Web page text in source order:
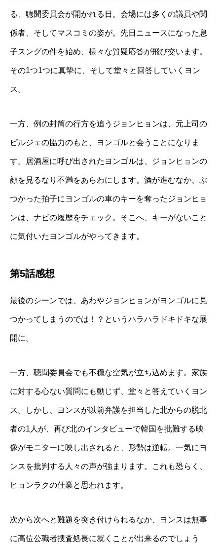
る、聴聞委員会が開かれる日。会場には多くの議員や関
係者、そしてマスコミの姿が。先日ニュースになった息
子スングの件を始め、様々な質疑応答が飛び交います。
その1つ1つに真摯に、そして堂々と回答していくヨン
ス。
一方、例の封筒の行方を追うジョンヒョンは、元上司の
ピルジェの協力のもと、ヨンゴルと会うことになりま
す。居酒屋に呼び出されたヨンゴルは、ジョンヒョンの
顔を見るなり不満をあらわにします。酒が進むなか、ぶ
つかった拍子にヨンゴルの車のキーを奪ったジョンヒョ
ンは、ナビの履歴をチェック。そこへ、キーがないこと
に気付いたヨンゴルがやってきます。
第5話感想
最後のシーンでは、あわやジョンヒョンがヨンゴルに見
つかってしまうのでは！？というハラハラドキドキな展
開に。
一方、聴聞委員会でも不穏な空気が立ち込めます。家族
に対する心ない質問にも動じず、堂々と答えていくヨン
ス。しかし、ヨンスが以前弁護を担当した北からの脱北
者の1人が、再び北のインタビューで韓国を批難する映
像がモニターに映し出されると、形勢は逆転。一気にヨ
ンスを批判する人々の声が強まります。これも恐らく、
ヒョンラクの仕業と思われます。
次から次へと難題を突き付けられるなか、ヨンスは無事
に高位公職者捜査処長に就くことが出来るのでしょう